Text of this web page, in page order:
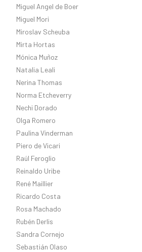
Miguel Angel de Boer
Miguel Mori
Miroslav Scheuba
Mirta Hortas
Mónica Muñoz
Natalia Leali
Nerina Thomas
Norma Etcheverry
Nechi Dorado
Olga Romero
Paulina Vinderman
Piero de Vicari
Raúl Feroglio
Reinaldo Uribe
René Maillier
Ricardo Costa
Rosa Machado
Rubén Derlis
Sandra Cornejo
Sebastián Olaso